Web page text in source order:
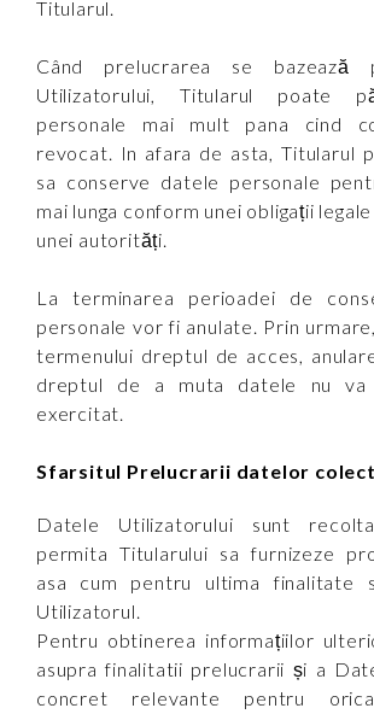
Titularul.
Când prelucrarea se bazează
Utilizatorului, Titularul poate
personale mai mult pana cind
revocat. In afara de asta, Titularul
sa conserve datele personale
mai lunga conform unei obligații
unei autorități.
La terminarea perioadei de
personale vor fi anulate. Prin
termenului dreptul de acces,
dreptul de a muta datele nu
exercitat.
Sfarsitul Prelucrarii datelor
Datele Utilizatorului sunt
permita Titularului sa furnizeze
asa cum pentru ultima finalitate
Utilizatorul.
Pentru obtinerea informațiilor
asupra finalitatii prelucrarii și a
concret relevante pentru